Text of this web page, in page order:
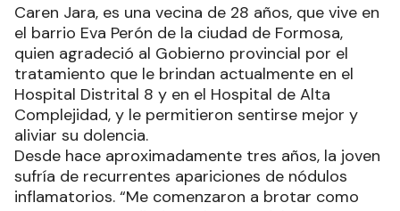
Caren Jara, es una vecina de 28 años, que vive en
el barrio Eva Perón de la ciudad de Formosa,
quien agradeció al Gobierno provincial por el
tratamiento que le brindan actualmente en el
Hospital Distrital 8 y en el Hospital de Alta
Complejidad, y le permitieron sentirse mejor y
aliviar su dolencia.
Desde hace aproximadamente tres años, la joven
sufría de recurrentes apariciones de nódulos
inflamatorios. “Me comenzaron a brotar como